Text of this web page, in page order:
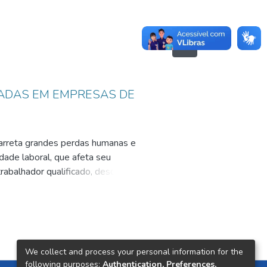
EM EMPRESAS DE
grandes perdas humanas e
laboral, que afeta seu
qualificado, desde o
do nível de qualidade e de
quais seriam as medidas
das empresas pesquisadas
We collect and process your personal information for the
following purposes: Authentication, Preferences,